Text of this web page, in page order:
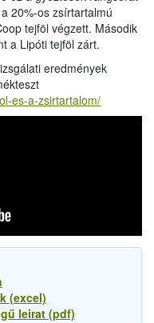
20%-os zsírtartalmú
tejföl végzett. Második
a Lipóti tejföl zárt.
eredmények
es-a-zsirtartalom/
(excel)
leirat (pdf)